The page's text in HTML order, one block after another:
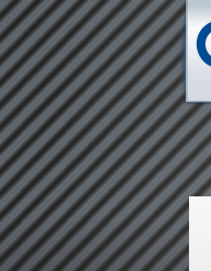
Direkt zum Inhalt